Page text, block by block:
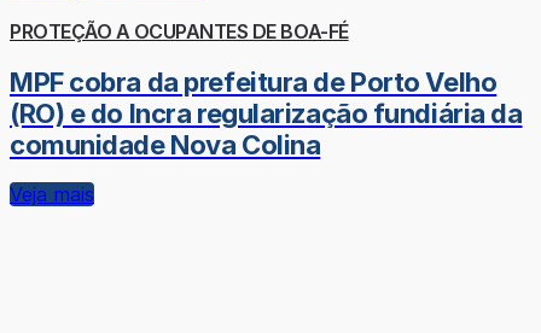
PROTEÇÃO A OCUPANTES DE BOA-FÉ
MPF cobra da prefeitura de Porto Velho
(RO) e do Incra regularização fundiária da
comunidade Nova Colina
Veja mais